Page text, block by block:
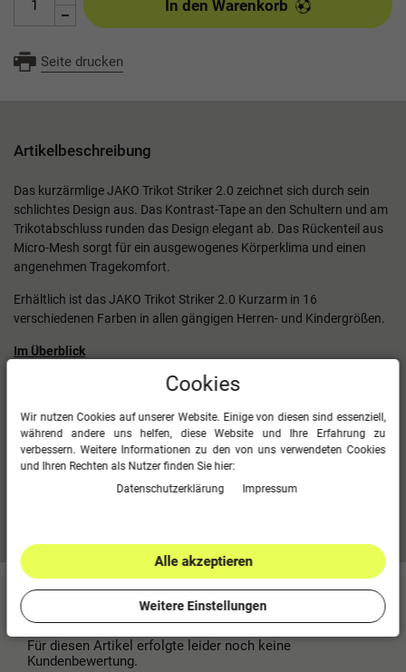
In den Warenkorb
Seite drucken
Artikelbeschreibung
Das kurzärmlige JAKO Trikot Striker 2.0 zeichnet sich durch sein
schlichtes Design aus. Das Kontrast-Tape an den Schultern und am
Trikotabschluss runden das Design elegant ab. Das Rückenteil aus
Micro-Mesh sorgt für ein ausgewogenes Körperklima und einen
angenehmen Tragekomfort.
Erhältlich ist das JAKO Trikot Striker 2.0 Kurzarm in 16
verschiedenen Farben in allen gängigen Herren- und Kindergrößen.
Im Überblick
Kontrast-Tape an Schulter- und Trikotabschluss
Rundhalskragen
Polyester-Interlock
100 % Polyester
Kundenbewertungen
Für diesen Artikel erfolgte leider noch keine
Kundenbewertung.
Cookies
Wir nutzen Cookies auf unserer Website. Einige von diesen sind essenziell,
während andere uns helfen, diese Website und Ihre Erfahrung zu
verbessern. Weitere Informationen zu den von uns verwendeten Cookies
und Ihren Rechten als Nutzer finden Sie hier:
Daten­schutz­erklärung
Impressum
Alle akzeptieren
Weitere Einstellungen